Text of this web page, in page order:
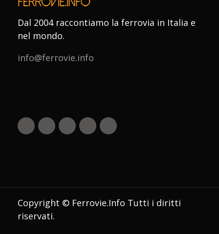
Dal 2004 raccontiamo la ferrovia in Italia e
nel mondo.
info@ferrovie.info
Copyright © Ferrovie.Info Tutti i diritti
riservati.